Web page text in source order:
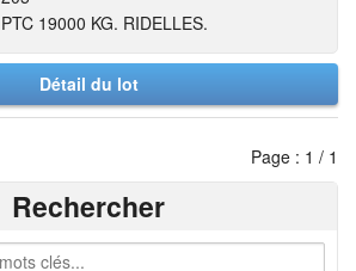
PTC 19000 KG. RIDELLES.
Détail du lot
Page : 1 / 1
Rechercher